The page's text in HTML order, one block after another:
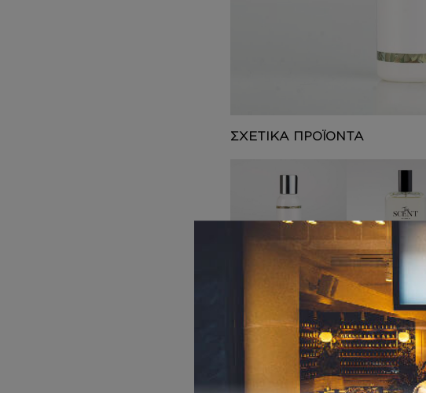
ΣΧΕΤΙΚΑ ΠΡΟΪΟΝΤΑ
ΑΦΡΟΛΟΥΤΡΑ
Inspired by
CANDY EDP
€ –
ΑΡΩΜΑΤΑ
Inspired by
8,00€